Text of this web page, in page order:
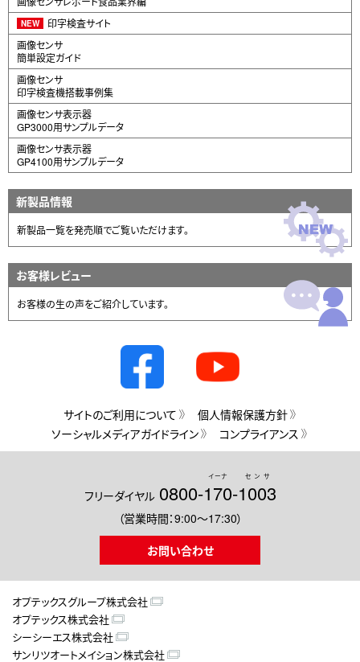
NEW
印字検査サイト
画像センサ
簡単設定ガイド
画像センサ
印字検査機搭載事例集
画像センサ表示器
GP3000用サンプルデータ
画像センサ表示器
GP4100用サンプルデータ
新製品情報
新製品一覧を発売順でご覧いただけます。
お客様レビュー
お客様の生の声をご紹介しています。
サイトのご利用について
個人情報保護方針
ソーシャルメディアガイドライン
コンプライアンス
フリーダイヤル 0800-170
イーナ
-1003
センサ
（営業時間：9:00～17:30）
お問い合わせ
オプテックスグループ株式会社
オプテックス株式会社
シーシーエス株式会社
サンリツオートメイション株式会社